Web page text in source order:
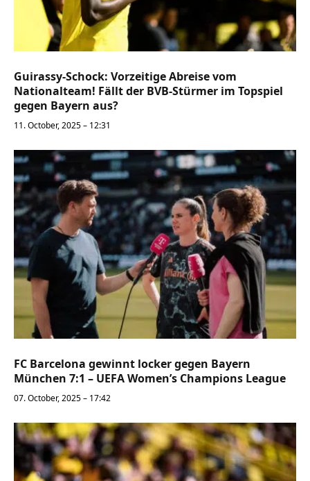
Guirassy-Schock: Vorzeitige Abreise vom
Nationalteam! Fällt der BVB-Stürmer im Topspiel
gegen Bayern aus?
11. October, 2025 – 12:31
FC Barcelona gewinnt locker gegen Bayern
München 7:1 – UEFA Women’s Champions League
07. October, 2025 – 17:42